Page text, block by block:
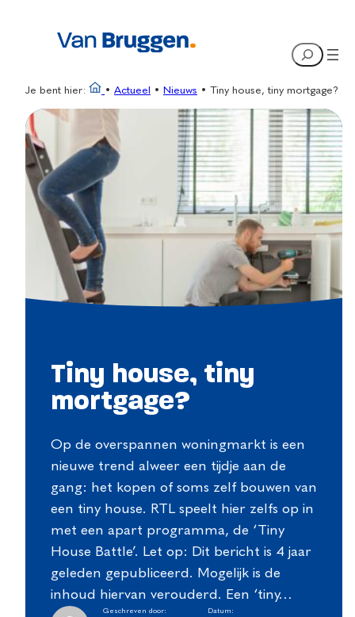
Search
Je bent hier: • Actueel • Nieuws • Tiny house, tiny mortgage?
Tiny house, tiny
mortgage?
Op de overspannen woningmarkt is een
nieuwe trend alweer een tijdje aan de
gang: het kopen of soms zelf bouwen van
een tiny house. RTL speelt hier zelfs op in
met een apart programma, de ‘Tiny
House Battle’. Let op: Dit bericht is 4 jaar
geleden gepubliceerd. Mogelijk is de
inhoud hiervan verouderd. Een ‘tiny…
Geschreven door: Datum: